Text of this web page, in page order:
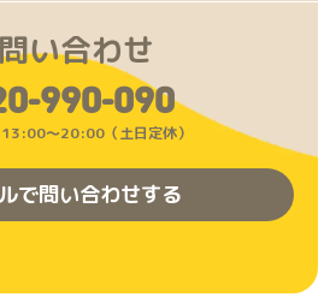
い合わせ
990-090
〜20:00（土日定休）
で問い合わせする